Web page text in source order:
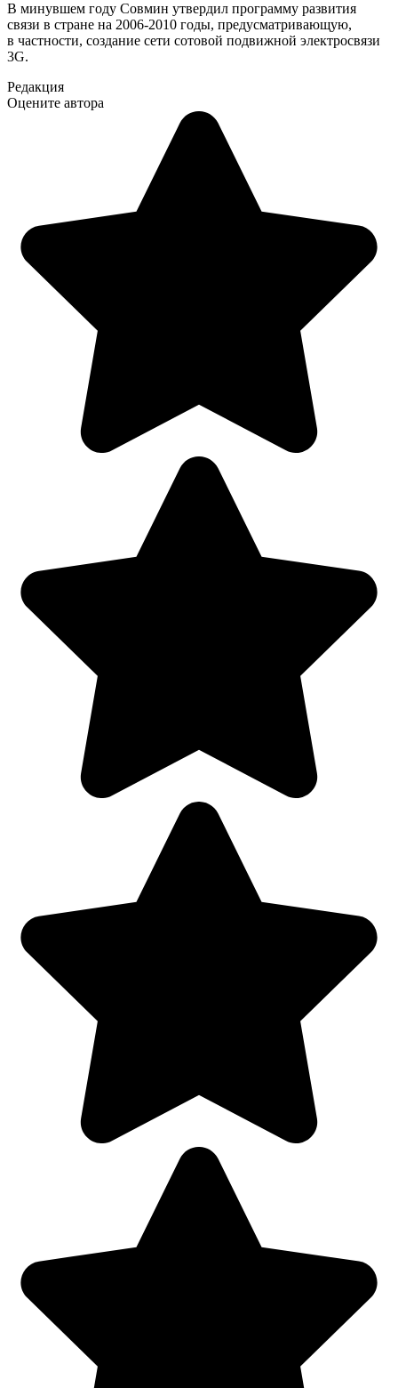
В минувшем году Cовмин утвердил программу развития
связи в стране на 2006-2010 годы, предусматривающую,
в частности, создание сети сотовой подвижной электросвязи
3G.
Редакция
Оцените автора